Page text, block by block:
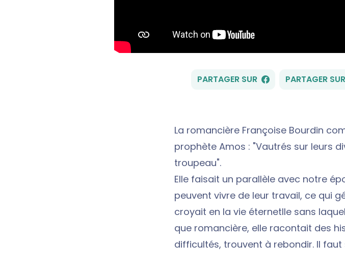
PARTAGER SUR FACEBOOK
PARTAGER SUR
La romancière Françoise Bourdin
prophète Amos : "Vautrés sur leurs
troupeau".
Elle faisait un parallèle avec notre
peuvent vivre de leur travail, ce qui
croyait en la vie éternetlle sans
que romancière, elle racontait des
difficultés, trouvent à rebondir. Il